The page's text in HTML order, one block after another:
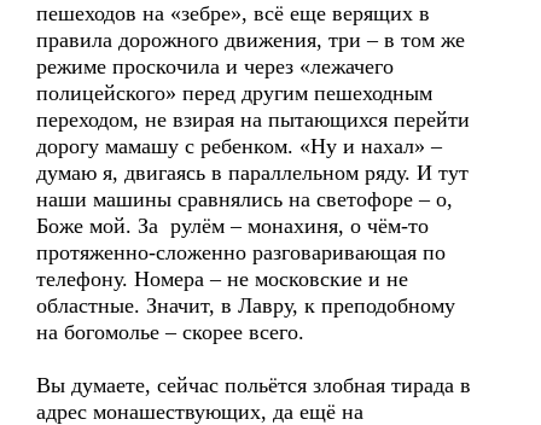
пешеходов на «зебре», всё еще верящих в
правила дорожного движения, три – в том же
режиме проскочила и через «лежачего
полицейского» перед другим пешеходным
переходом, не взирая на пытающихся перейти
дорогу мамашу с ребенком. «Ну и нахал» –
думаю я, двигаясь в параллельном ряду. И тут
наши машины сравнялись на светофоре – о,
Боже мой. За рулём – монахиня, о чём-то
протяженно-сложенно разговаривающая по
телефону. Номера – не московские и не
областные. Значит, в Лавру, к преподобному
на богомолье – скорее всего.
Вы думаете, сейчас польётся злобная тирада в
адрес монашествующих, да ещё на